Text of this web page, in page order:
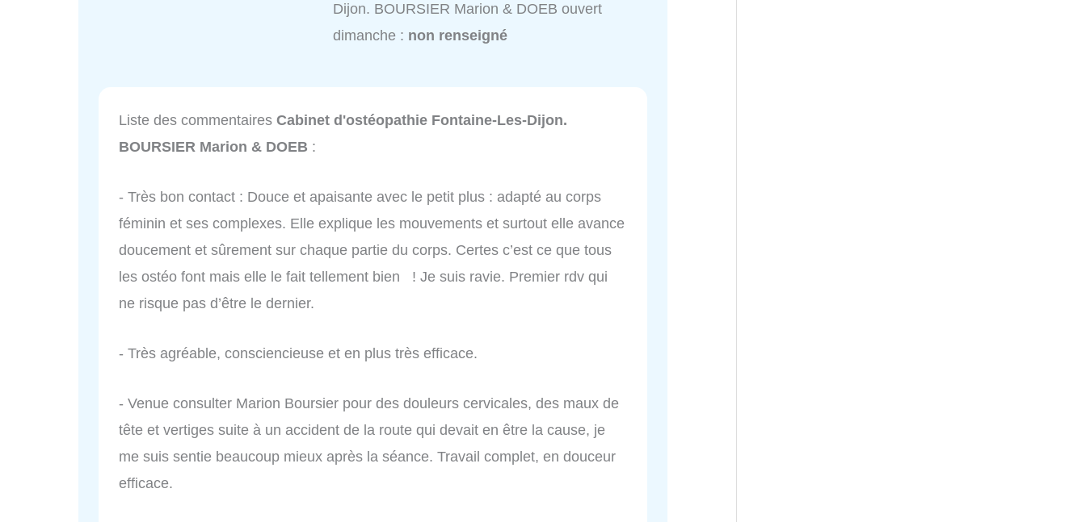
Dijon. BOURSIER Marion & DOEB ouvert
dimanche : non renseigné
Liste des commentaires Cabinet d'ostéopathie Fontaine-Les-Dijon.
BOURSIER Marion & DOEB :
- Très bon contact : Douce et apaisante avec le petit plus : adapté au corps
féminin et ses complexes. Elle explique les mouvements et surtout elle avance
doucement et sûrement sur chaque partie du corps. Certes c’est ce que tous
les ostéo font mais elle le fait tellement bien ! Je suis ravie. Premier rdv qui
ne risque pas d’être le dernier.
- Très agréable, consciencieuse et en plus très efficace.
- Venue consulter Marion Boursier pour des douleurs cervicales, des maux de
tête et vertiges suite à un accident de la route qui devait en être la cause, je
me suis sentie beaucoup mieux après la séance. Travail complet, en douceur
efficace.